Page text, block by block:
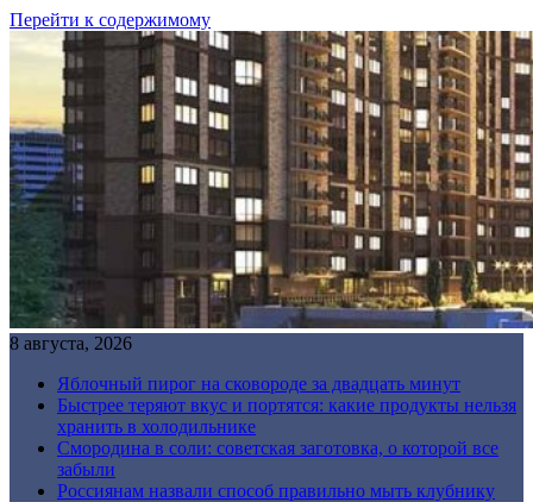
Перейти к содержимому
8 августа, 2026
Яблочный пирог на сковороде за двадцать минут
Быстрее теряют вкус и портятся: какие продукты нельзя
хранить в холодильнике
Смородина в соли: советская заготовка, о которой все
забыли
Россиянам назвали способ правильно мыть клубнику